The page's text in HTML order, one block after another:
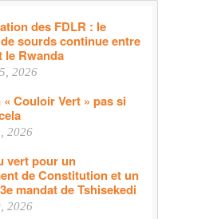
des FDLR : le
sourds continue entre
le Rwanda
2026
« Couloir Vert » pas si
2026
vert pour un
de Constitution et un
mandat de Tshisekedi
2026